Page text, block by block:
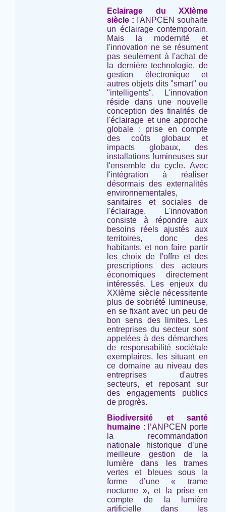
Eclairage du XXIème
siècle : l'ANPCEN souhaite
un éclairage contemporain.
Mais la modernité et
l'innovation ne se résument
pas seulement à l'achat de
la dernière technologie, de
gestion électronique et
autres objets dits "smart" ou
"intelligents". L'innovation
réside dans une nouvelle
conception des finalités de
l'éclairage et une approche
globale : prise en compte
des coûts globaux et
impacts globaux, des
installations lumineuses sur
l'ensemble du cycle. Avec
l'intégration à réaliser
désormais des externalités
environnementales,
sanitaires et sociales de
l'éclairage. L'innovation
consiste à répondre aux
besoins réels ajustés aux
territoires, donc des
habitants, et non faire partir
les choix de l'offre et des
prescriptions des acteurs
économiques directement
intéressés. Les enjeux du
XXIème siècle nécessitente
plus de sobriété lumineuse,
en se fixant avec un peu de
bon sens des limites. Les
entreprises du secteur sont
appelées à des démarches
de responsabilité sociétale
exemplaires, les situant en
ce domaine au niveau des
entreprises d'autres
secteurs, et reposant sur
des engagements publics
de progrès.
Biodiversité et santé
humaine : l’ANPCEN porte
la recommandation
nationale historique d’une
meilleure gestion de la
lumière dans les trames
vertes et bleues sous la
forme d’une « trame
nocturne », et la prise en
compte de la lumière
artificielle dans les